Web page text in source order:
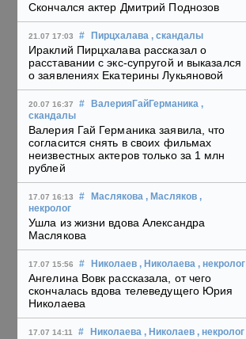
Скончался актер Дмитрий Поднозов
21.07 17:03 # Пирцхалава , скандалы
Ираклий Пирцхалава рассказал о
расставании с экс-супругой и выказался
о заявлениях Екатерины Лукьяновой
20.07 16:37 # ВалерияГайГерманика ,
скандалы
Валерия Гай Германика заявила, что
согласится снять в своих фильмах
неизвестных актеров только за 1 млн
рублей
17.07 16:13 # Маслякова , Масляков ,
некролог
Ушла из жизни вдова Александра
Маслякова
17.07 15:56 # Николаев , Николаева , некролог
Ангелина Вовк рассказала, от чего
скончалась вдова телеведущего Юрия
Николаева
17.07 14:11 # Николаева , Николаев , некролог